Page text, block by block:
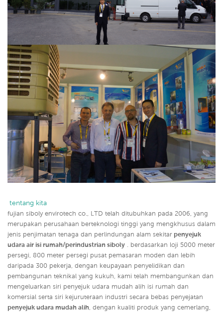
tentang kita
fujian siboly envirotech co., LTD telah ditubuhkan pada 2006, yang
merupakan perusahaan berteknologi tinggi yang mengkhusus dalam
jenis penjimatan tenaga dan perlindungan alam sekitar penyejuk
udara air isi rumah/perindustrian siboly . berdasarkan loji 5000 meter
persegi, 800 meter persegi pusat pemasaran moden dan lebih
daripada 300 pekerja, dengan keupayaan penyelidikan dan
pembangunan teknikal yang kukuh, kami telah membangunkan dan
mengeluarkan siri penyejuk udara mudah alih isi rumah dan
komersial serta siri kejuruteraan industri secara bebas penyejatan
penyejuk udara mudah alih, dengan kualiti produk yang cemerlang,